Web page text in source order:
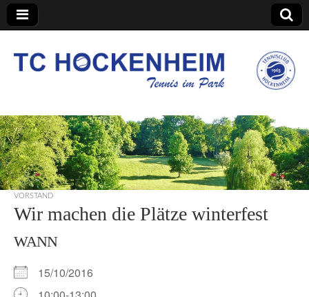
TC Hockenheim
VORSTAND
Wir machen die Plätze winterfest
WANN
15/10/2016